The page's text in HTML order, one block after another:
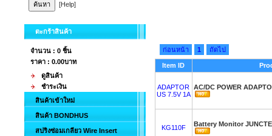
[Help]
ตะกร้าสินค้า
จำนวน : 0 ชิ้น
ราคา : 0.00บาท
ดูสินค้า
ชำระเงิน
สินค้าเข้าใหม่
สินค้า BONDHUS
สปริงซ่อมเกลียว Wire Insert
ก่อนหน้า 1 ถัดไป
Item ID
ADAPTOR
US 7.5V 1A
AC/DC POWER
KG110F Battery Monitor